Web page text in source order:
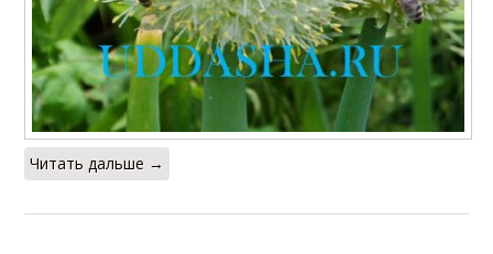
Читать дальше →